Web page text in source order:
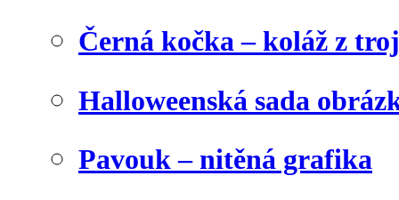
Černá kočka – koláž z
Halloweenská sada
Pavouk – nitěná grafika